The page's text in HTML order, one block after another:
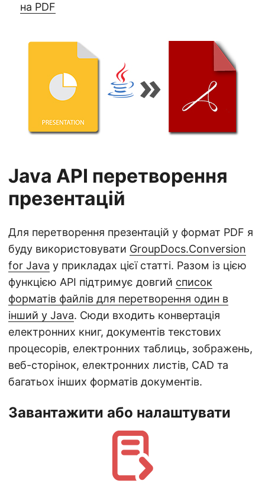
на PDF
Java API перетворення
презентацій
Для перетворення презентацій у формат PDF я
буду використовувати GroupDocs.Conversion
for Java у прикладах цієї статті. Разом із цією
функцією API підтримує довгий список
форматів файлів для перетворення один в
інший у Java. Сюди входить конвертація
електронних книг, документів текстових
процесорів, електронних таблиць, зображень,
веб-сторінок, електронних листів, CAD та
багатьох інших форматів документів.
Завантажити або налаштувати